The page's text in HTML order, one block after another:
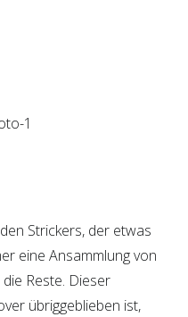
Strickers, der etwas
eine Ansammlung von
Reste. Dieser
übriggeblieben ist,